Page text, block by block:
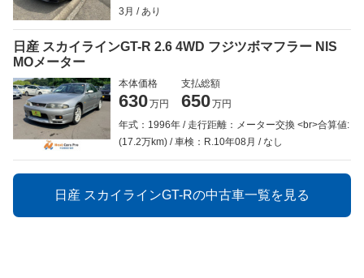
3月
あり
日産 スカイラインGT-R 2.6 4WD フジツボマフラー NIS
MOメーター
本体価格
630万円
支払総額
650万円
年式：1996年
走行距離：メーター交換 <br>合算値:
(17.2万km)
車検：R.10年08月 なし
日産 スカイラインGT-Rの中古車一覧を見る